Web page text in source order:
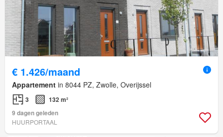
€ 1.426/maand
Appartement in 8044 PZ, Zwolle, Overijssel
3
132 m²
9 dagen geleden
HUURPORTAAL